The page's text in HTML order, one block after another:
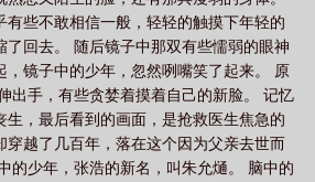
有些不敢相信一般，轻轻的触摸下年轻的
了回去。 随后镜子中那双有些懦弱的眼神
，镜子中的少年，忽然咧嘴笑了起来。 原
出手，有些贪婪着摸着自己的新脸。 记忆
生，最后看到的画面，是抢救医生焦急的
穿越了几百年，落在这个因为父亲去世而
的少年，张浩的新名，叫朱允熥。 脑中的